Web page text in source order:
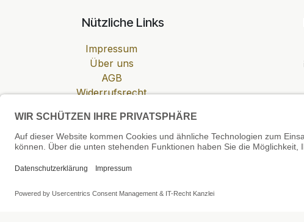
Nützliche Links
Impressum
Über uns
AGB
Widerrufsrecht
Zahlung & Versand
Cookie-Einstellungen